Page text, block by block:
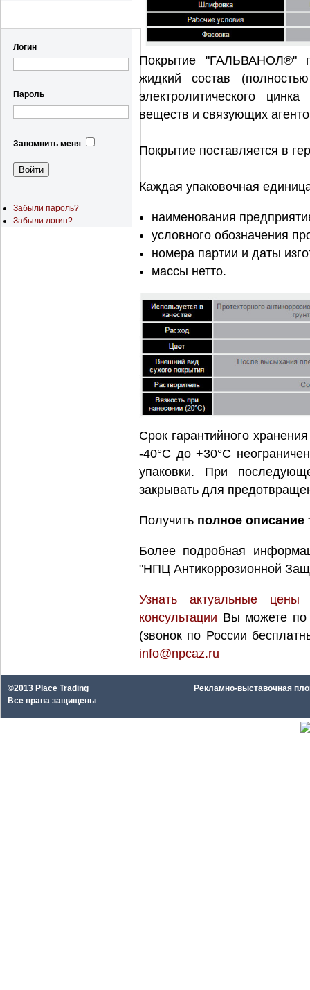
Логин
Пароль
Запомнить меня
Забыли пароль?
Забыли логин?
Покрытие "ГАЛЬВАНОЛ®"
жидкий состав
электролитического
веществ и связующих
Покрытие поставляется в
Каждая упаковочная
наименования
условного обозначения
номера партии и даты
массы нетто.
Срок гарантийного
-40°С до +30°С
упаковки. При
закрывать для
Получить полное описание
Более подробная
"НПЦ Антикоррозионной
Узнать актуальные
консультации Вы можете
(звонок по России
info@npcaz.ru
©2013 Place Trading
Все права защищены
Рекламно-выставочная